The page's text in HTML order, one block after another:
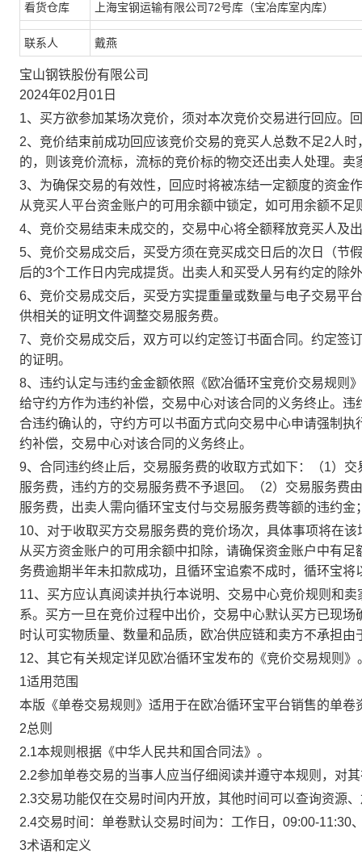
看货仓库 上海宝钢运输有限公司72号库（宝冶库室内库）
联系人 戴燕
宝山钢铁股份有限公司
2024年02月01日
1、买方欲参加某场次竞价，须对本次竞价交易进行回应。
2、竞价结束前成功回应该竞价交易的竞买人总数不足2人
的，则该竞价流标，流标的竞价标的物交还出卖人处理。
3、为确保交易的有效性，回应时将被冻结一定额度的资金
从竞买人平台资金账户的可用余额中锁定，如可用余额不足
4、竞价交易结束未成交的，交易中心将全额释放竞买人及
5、竞价交易成交后，买受方须在竞买成交日后的次日（节
后的3个工作日内完成提货。出卖人和买受人另有约定的除
6、竞价交易成交后，买受方实提重量或数量与电子交易平
供相关的证明文件调整交易服务费。
7、竞价交易成交后，双方可以约定签订书面合同。约定签
的证明。
8、违约认定与违约金金额依照《欧冶循环宝竞价交易规则
给守约方作为违约补偿，交易中心对该合同的义务终止。
合违约确认的，守约方可以书面方式向交易中心申请强制
约补偿，交易中心对该合同的义务终止。
9、合同违约终止后，交易服务费的收取方式如下：（1）
服务费，违约方的交易服务费不予退回。（2）交易服务费
服务费，出卖人需向循环宝支付与交易服务费等额的违约
10、对于收取买方交易服务费的竞价场次，具体事项将在
从买方资金账户的可用余额中扣除，请确保资金账户中有
务费逾期半年未扣款成功，且循环宝追索不成时，循环宝将
11、买方应认真阅读并执行本说明、交易中心竞价规则和
系。买方一旦在竞价过程中出价，交易中心默认买方已现
时认可实物质量、数量和品质，欧冶供应链和卖方不承担由
12、其它有关规定详见欧冶循环宝发布的《竞价交易规则》
1适用范围
本版《单卷交易规则》适用于在欧冶循环宝平台销售的单卷
2总则
2.1本规则根据《中华人民共和国合同法》。
2.2参加单卷交易的当事人应当仔细阅读并遵守本规则，对
2.3交易功能仅在交易时间内开放，其他时间可以查询资源
2.4交易时间：单卷默认交易时间为：工作日，09:00-11:30
3术语和定义